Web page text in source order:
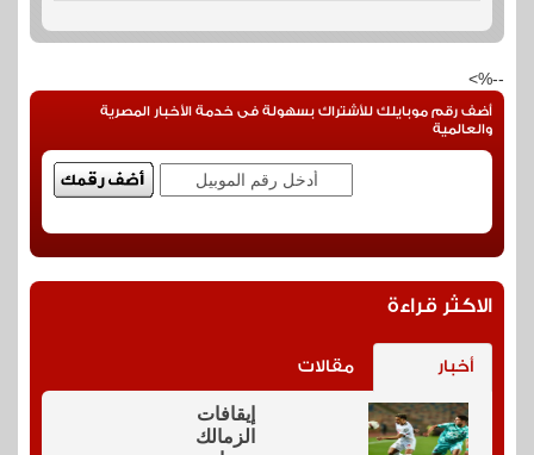
--%>
أضف رقم موبايلك للأشتراك بسهولة فى خدمة الأخبار المصرية
والعالمية
الاكثر قراءة
أخبار مقالات
إيقافات
الزمالك